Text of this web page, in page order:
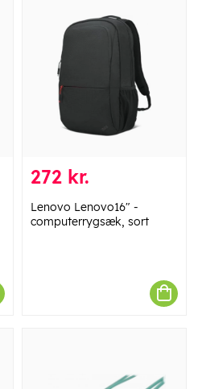
272 kr.
Lenovo Lenovo16" -
computerrygsæk, sort